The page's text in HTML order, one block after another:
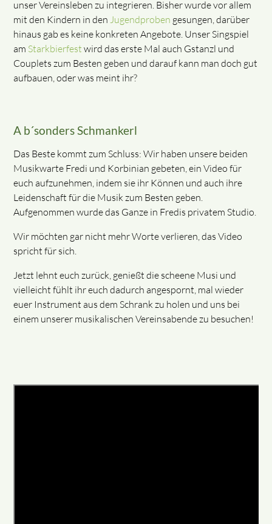
unser Vereinsleben zu integrieren. Bisher wurde vor allem
mit den Kindern in den Jugendproben gesungen, darüber
hinaus gab es keine konkreten Angebote. Unser Singspiel
am Starkbierfest wird das erste Mal auch Gstanzl und
Couplets zum Besten geben und darauf kann man doch gut
aufbauen, oder was meint ihr?
A b´sonders Schmankerl
Das Beste kommt zum Schluss: Wir haben unsere beiden
Musikwarte Fredi und Korbinian gebeten, ein Video für
euch aufzunehmen, indem sie ihr Können und auch ihre
Leidenschaft für die Musik zum Besten geben.
Aufgenommen wurde das Ganze in Fredis privatem Studio.
Wir möchten gar nicht mehr Worte verlieren, das Video
spricht für sich.
Jetzt lehnt euch zurück, genießt die scheene Musi und
vielleicht fühlt ihr euch dadurch angespornt, mal wieder
euer Instrument aus dem Schrank zu holen und uns bei
einem unserer musikalischen Vereinsabende zu besuchen!